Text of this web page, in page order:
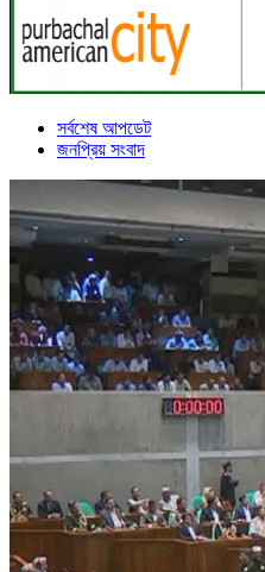
সর্বশেষ আপডেট
জনপ্রিয় সংবাদ